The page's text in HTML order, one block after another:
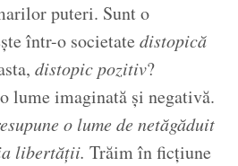
puteri. Sunt o
într-o societate distopică
distopic pozitiv?
lume imaginată și negativă.
o lume de netăgăduit
libertății. Trăim în ficțiune